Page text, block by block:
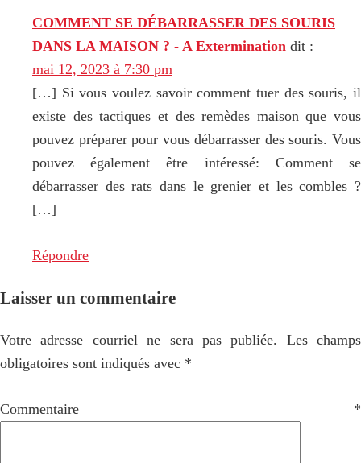
COMMENT SE DÉBARRASSER DES SOURIS
DANS LA MAISON ? - A Extermination dit :
mai 12, 2023 à 7:30 pm
[…] Si vous voulez savoir comment tuer des souris, il
existe des tactiques et des remèdes maison que vous
pouvez préparer pour vous débarrasser des souris. Vous
pouvez également être intéressé: Comment se
débarrasser des rats dans le grenier et les combles ?
[…]
Répondre
Laisser un commentaire
Votre adresse courriel ne sera pas publiée.
Les champs
obligatoires sont indiqués avec *
Commentaire *